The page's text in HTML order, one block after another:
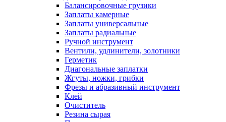
Балансировочные грузики
Заплаты камерные
Заплаты универсальные
Заплаты радиальные
Ручной инструмент
Вентили, удлинители, золотники
Герметик
Диагональные заплатки
Жгуты, ножки, грибки
Фрезы и абразивный инструмент
Клей
Очиститель
Резина сырая